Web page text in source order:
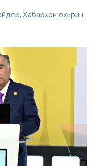
, Хабарҳои охирин